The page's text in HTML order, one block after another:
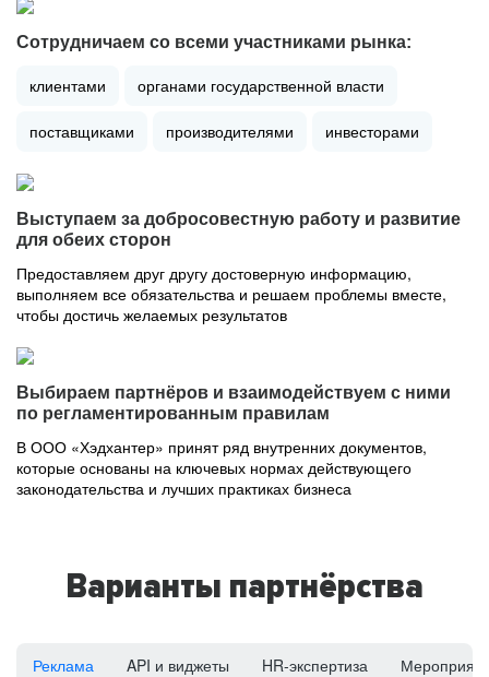
Сотрудничаем со всеми участниками рынка:
клиентами органами государственной власти
поставщиками производителями инвесторами
Выступаем за добросовестную работу и развитие
для обеих сторон
Предоставляем друг другу достоверную информацию,
выполняем все обязательства и решаем проблемы вместе,
чтобы достичь желаемых результатов
Выбираем партнёров и взаимодействуем с ними
по регламентированным правилам
В ООО «Хэдхантер» принят ряд внутренних документов,
которые основаны на ключевых нормах действующего
законодательства и лучших практиках бизнеса
Варианты партнёрства
Реклама API и виджеты HR-экспертиза